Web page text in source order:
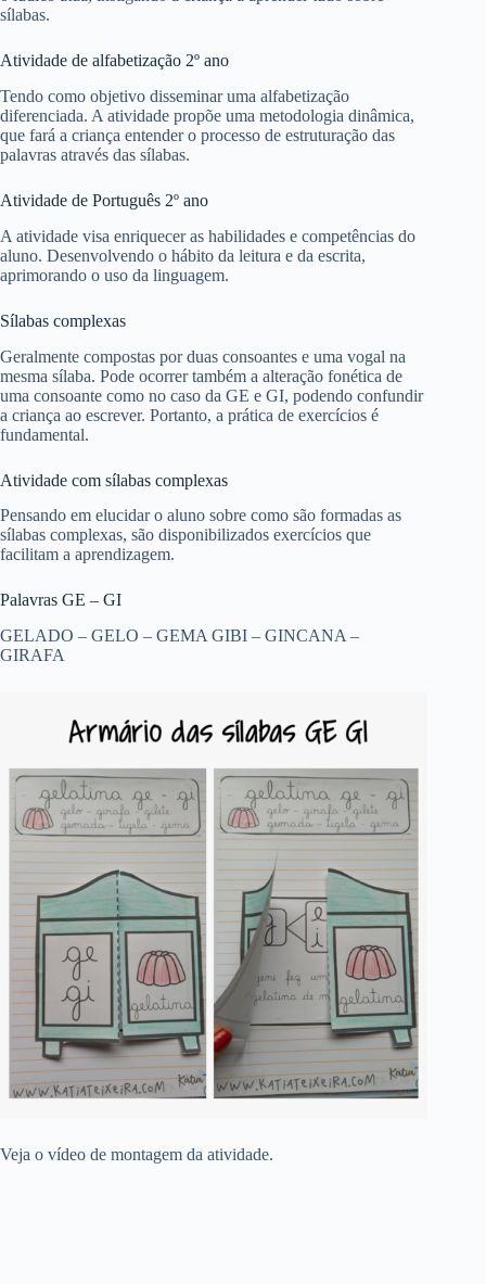
sílabas.
Atividade de alfabetização 2º ano
Tendo como objetivo disseminar uma alfabetização
diferenciada. A atividade propõe uma metodologia dinâmica,
que fará a criança entender o processo de estruturação das
palavras através das sílabas.
Atividade de Português 2º ano
A atividade visa enriquecer as habilidades e competências do
aluno. Desenvolvendo o hábito da leitura e da escrita,
aprimorando o uso da linguagem.
Sílabas complexas
Geralmente compostas por duas consoantes e uma vogal na
mesma sílaba. Pode ocorrer também a alteração fonética de
uma consoante como no caso da GE e GI, podendo confundir
a criança ao escrever. Portanto, a prática de exercícios é
fundamental.
Atividade com sílabas complexas
Pensando em elucidar o aluno sobre como são formadas as
sílabas complexas, são disponibilizados exercícios que
facilitam a aprendizagem.
Palavras GE – GI
GELADO – GELO – GEMA GIBI – GINCANA –
GIRAFA
Veja o vídeo de montagem da atividade.